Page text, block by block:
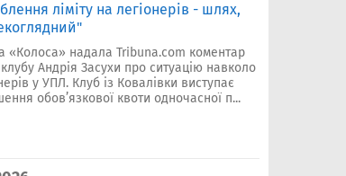
ліміту на легіонерів - шлях,
«Колоса» надала Tribuna.com коментар
Андрія Засухи про ситуацію навколо
у УПЛ. Клуб із Ковалівки виступає
обов’язкової квоти одночасної п...